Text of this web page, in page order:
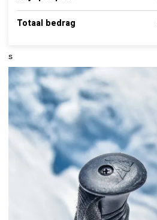
Totaal bedrag
s